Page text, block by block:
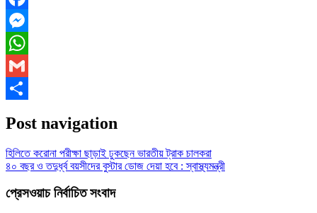
Facebook
Messenger
WhatsApp
Gmail
Post navigation
হিলিতে করোনা পরীক্ষা ছাড়াই ঢুকছেন ভারতীয় ট্রাক চালকরা
৪০ বছর ও তদুর্ধ্ব বয়সীদের বুস্টার ডোজ দেয়া হবে : স্বাস্থ্যমন্ত্রী
প্রেসওয়াচ নির্বাচিত সংবাদ